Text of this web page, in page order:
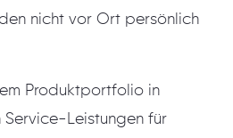
nicht vor Ort persönlich
Produktportfolio in